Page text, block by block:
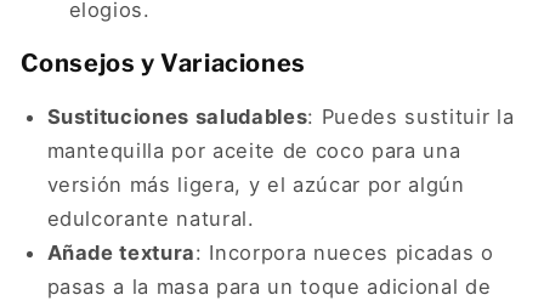
elogios.
Consejos y Variaciones
Sustituciones saludables: Puedes sustituir la
mantequilla por aceite de coco para una
versión más ligera, y el azúcar por algún
edulcorante natural.
Añade textura: Incorpora nueces picadas o
pasas a la masa para un toque adicional de